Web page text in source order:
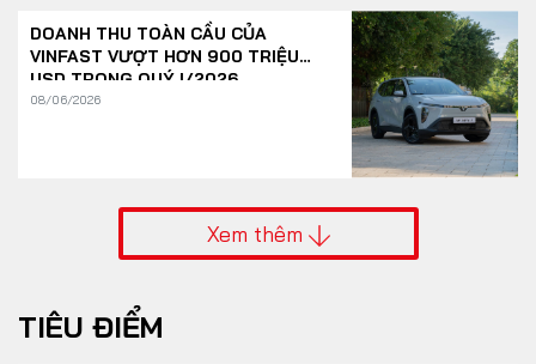
DOANH THU TOÀN CẦU CỦA
VINFAST VƯỢT HƠN 900 TRIỆU
USD TRONG QUÝ I/2026
08/06/2026
Xem thêm
TIÊU ĐIỂM